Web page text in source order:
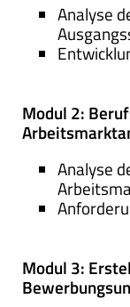
Analyse
Modul 2:
Analyse
Modul 3: